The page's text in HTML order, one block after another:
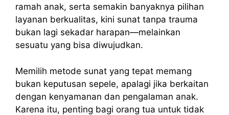
ramah anak, serta semakin banyaknya pilihan
layanan berkualitas, kini sunat tanpa trauma
bukan lagi sekadar harapan—melainkan
sesuatu yang bisa diwujudkan.
Memilih metode sunat yang tepat memang
bukan keputusan sepele, apalagi jika berkaitan
dengan kenyamanan dan pengalaman anak.
Karena itu, penting bagi orang tua untuk tidak